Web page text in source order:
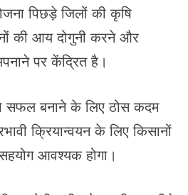
पिछड़े जिलों की कृषि
की आय दोगुनी करने और
पर केंद्रित है।
सफल बनाने के लिए ठोस कदम
क्रियान्वयन के लिए किसानों
आवश्यक होगा।